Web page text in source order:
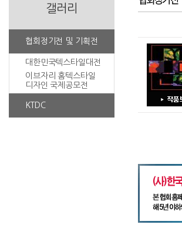
갤러리
협회정기전 및 기획전
대한민국텍스타일대전
이브자리 홈텍스타일
디자인 국제공모전
KTDC